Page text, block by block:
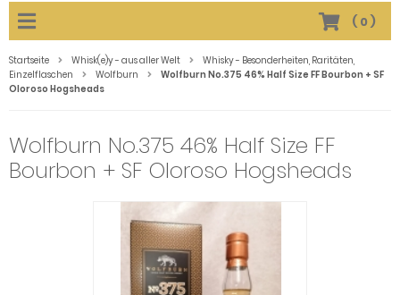
( 0)
Startseite Whisk(e)y - aus aller Welt
Whisky - Besonderheiten, Raritäten,
Einzelflaschen
Wolfburn
Wolfburn No.375 46% Half Size FF Bourbon + SF
Oloroso Hogsheads
Wolfburn No.375 46% Half Size FF
Bourbon + SF Oloroso Hogsheads